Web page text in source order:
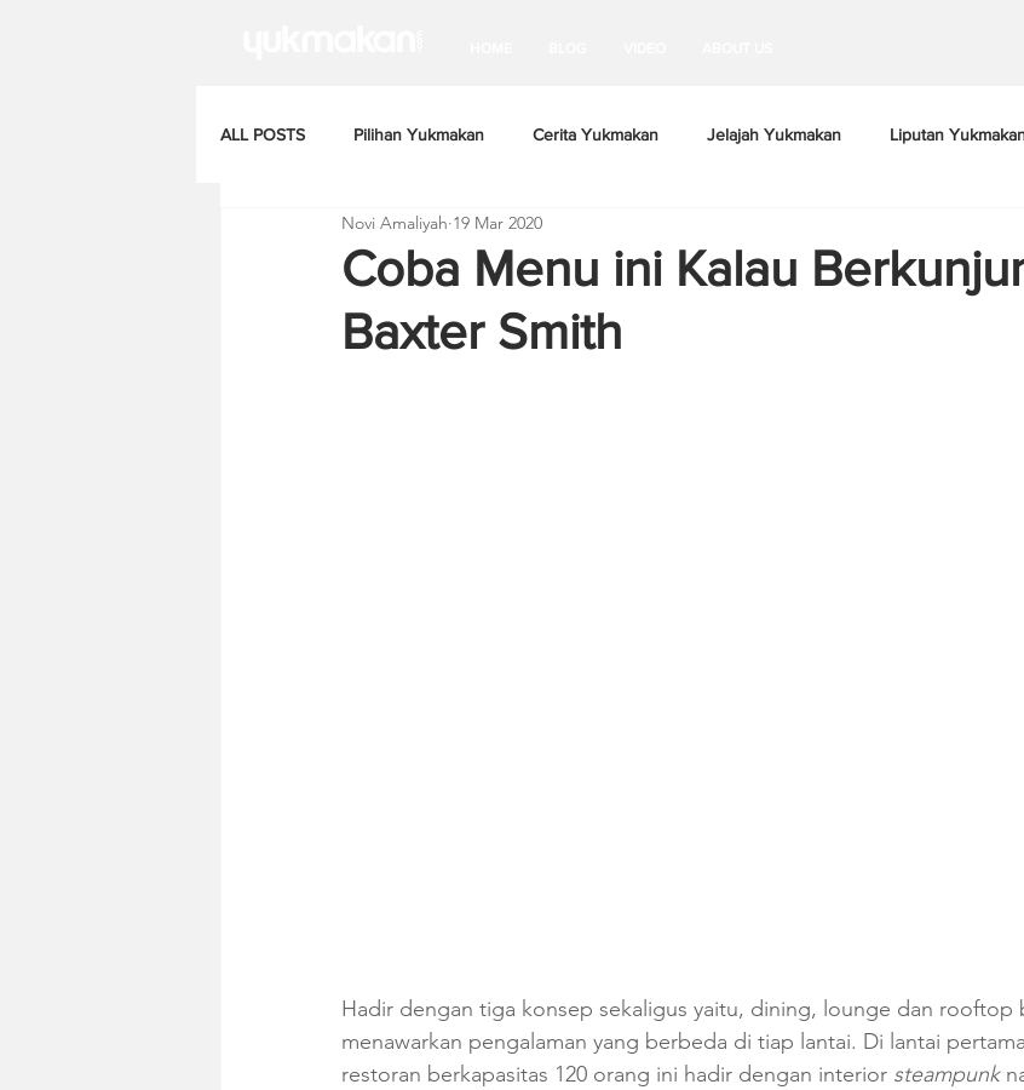
ALL POSTS Pilihan Yukmakan Cerita Yukmakan Jelajah Yukmakan Liputan
Coba Menu ini Kalau
Baxter Smith
Novi Amaliyah 19 Mar 2020
Hadir dengan tiga konsep sekaligus yaitu, dining, lounge dan rooftop
menawarkan pengalaman yang berbeda di tiap lantai. Di lantai
restoran berkapasitas 120 orang ini hadir dengan interior steampunk